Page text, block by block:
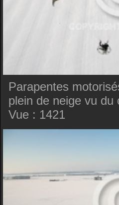
Parapentes
plein de neige vu du
Vue : 1421